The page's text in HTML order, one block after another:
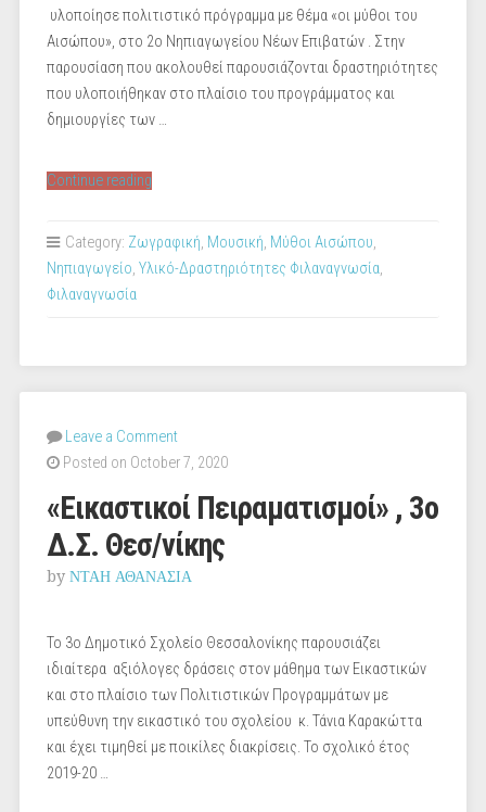
υλοποίησε πολιτιστικό πρόγραμμα με θέμα «οι μύθοι του
Αισώπου», στο 2ο Νηπιαγωγείου Νέων Επιβατών . Στην
παρουσίαση που ακολουθεί παρουσιάζονται δραστηριότητες
που υλοποιήθηκαν στο πλαίσιο του προγράμματος και
δημιουργίες των …
Continue reading“Οι
Αισώπου
Επιβατών”
Category: Ζωγραφική, Μουσική, Μύθοι Αισώπου,
Νηπιαγωγείο, Υλικό-Δραστηριότητες Φιλαναγνωσία,
Φιλαναγνωσία
Leave a Comment
Posted on October 7, 2020
«Εικαστικοί Πειραματισμοί» , 3ο
Δ.Σ. Θεσ/νίκης
by ΝΤΑΗ ΑΘΑΝΑΣΙΑ
Το 3ο Δημοτικό Σχολείο Θεσσαλονίκης παρουσιάζει
ιδιαίτερα αξιόλογες δράσεις στον μάθημα των Εικαστικών
και στο πλαίσιο των Πολιτιστικών Προγραμμάτων με
υπεύθυνη την εικαστικό του σχολείου κ. Τάνια Καρακώττα
και έχει τιμηθεί με ποικίλες διακρίσεις. Το σχολικό έτος
2019-20 …